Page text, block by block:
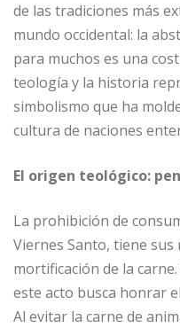
de las tradiciones más
mundo occidental: la
para muchos es una
teología y la historia
simbolismo que ha
cultura de naciones
El origen teológico:
La prohibición de
Viernes Santo, tiene sus
mortificación de la
este acto busca honrar
Al evitar la carne de